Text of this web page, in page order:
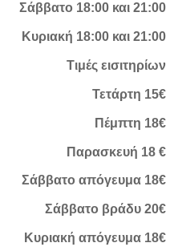
Σάββατο 18:00 και 21:00
Κυριακή 18:00 και 21:00
Τιμές εισιτηρίων
Τετάρτη 15€
Πέμπτη 18€
Παρασκευή 18 €
Σάββατο απόγευμα 18€
Σάββατο βράδυ 20€
Κυριακή απόγευμα 18€